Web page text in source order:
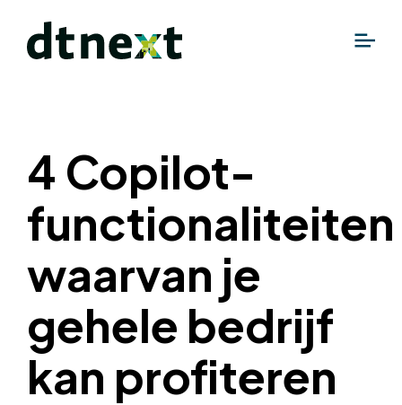
4 Copilot-
functionaliteiten
waarvan je
gehele bedrijf
kan profiteren